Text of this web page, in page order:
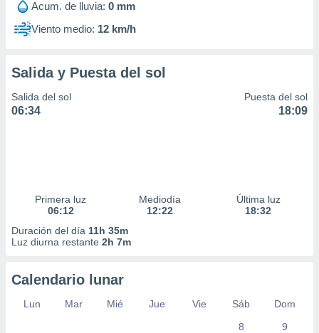
1199
Acum. de lluvia: 0 mm
Viento medio: 12 km/h
Salida y Puesta del sol
Salida del sol
06:34
Puesta del sol
18:09
Primera luz
06:12
Mediodía
12:22
Última luz
18:32
Duración del día 11h 35m
Luz diurna restante 2h 7m
Calendario lunar
Lun Mar Mié Jue Vie Sáb
Dom
8
9